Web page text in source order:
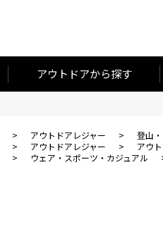
アウトドアから探す
> アウトドアレジャー > 登山
> アウトドアレジャー > アウ
> ウェア・スポーツ・カジュアル